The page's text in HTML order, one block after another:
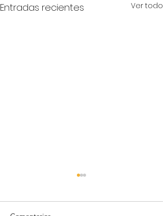
Entradas recientes Ver todo